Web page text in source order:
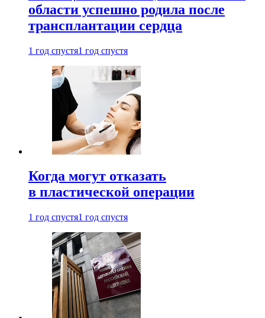
области успешно родила после
трансплантации сердца
1 год спустя1 год спустя
Когда могут отказать
в пластической операции
1 год спустя1 год спустя